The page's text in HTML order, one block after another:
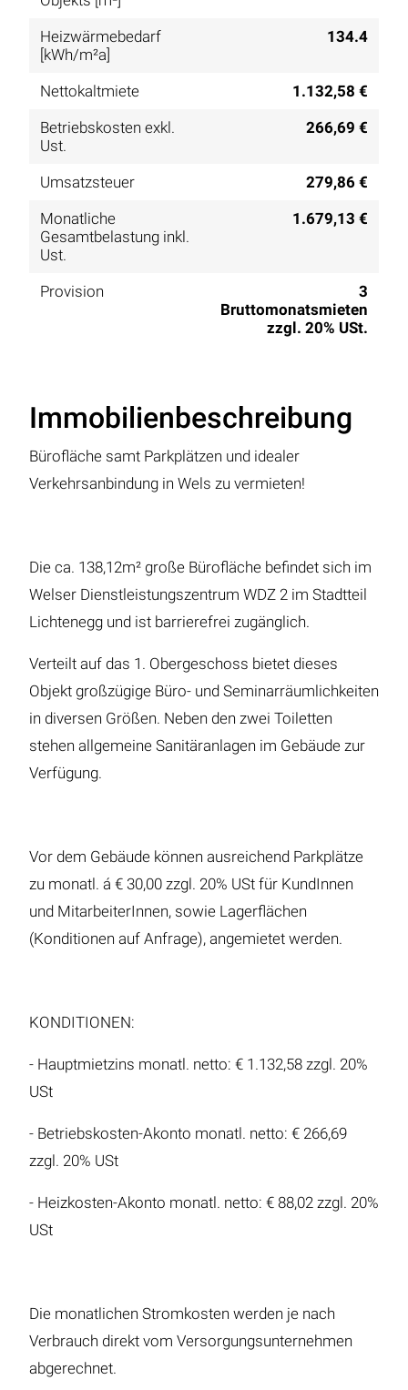
Heizwärmebedarf
[kWh/m²a]
134.4
Nettokaltmiete
1.132,58 €
Betriebskosten exkl.
Ust.
266,69 €
Umsatzsteuer
279,86 €
Monatliche
Gesamtbelastung inkl.
Ust.
1.679,13 €
Provision
3
Bruttomonatsmieten
zzgl. 20% USt.
Immobilienbeschreibung
Bürofläche samt Parkplätzen und idealer
Verkehrsanbindung in Wels zu vermieten!
Die ca. 138,12m² große Bürofläche befindet sich im
Welser Dienstleistungszentrum WDZ 2 im Stadtteil
Lichtenegg und ist barrierefrei zugänglich.
Verteilt auf das 1. Obergeschoss bietet dieses
Objekt großzügige Büro- und Seminarräumlichkeiten
in diversen Größen. Neben den zwei Toiletten
stehen allgemeine Sanitäranlagen im Gebäude zur
Verfügung.
Vor dem Gebäude können ausreichend Parkplätze
zu monatl. á € 30,00 zzgl. 20% USt für KundInnen
und MitarbeiterInnen, sowie Lagerflächen
(Konditionen auf Anfrage), angemietet werden.
KONDITIONEN:
- Hauptmietzins monatl. netto: € 1.132,58 zzgl. 20%
USt
- Betriebskosten-Akonto monatl. netto: € 266,69
zzgl. 20% USt
- Heizkosten-Akonto monatl. netto: € 88,02 zzgl. 20%
USt
Die monatlichen Stromkosten werden je nach
Verbrauch direkt vom Versorgungsunternehmen
abgerechnet.